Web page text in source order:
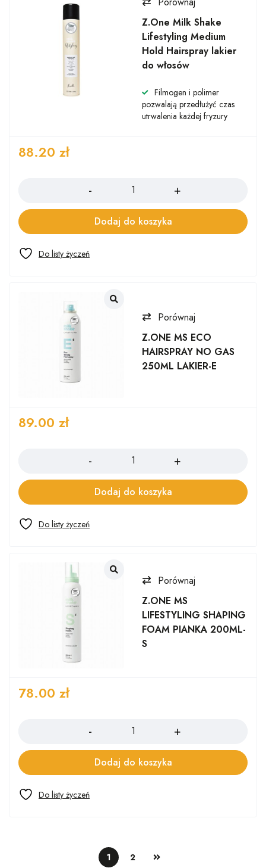
Z.One Milk Shake
Lifestyling Medium
Hold Hairspray lakier
do włosów
Filmogen i polimer
pozwalają przedłużyć czas
utrwalenia każdej fryzury
88.20 zł
Dodaj do koszyka
Porównaj
Z.ONE MS ECO
HAIRSPRAY NO GAS
250ML LAKIER-E
89.00 zł
Dodaj do koszyka
Porównaj
Z.ONE MS
LIFESTYLING SHAPING
FOAM PIANKA 200ML-
S
78.00 zł
Dodaj do koszyka
1 2